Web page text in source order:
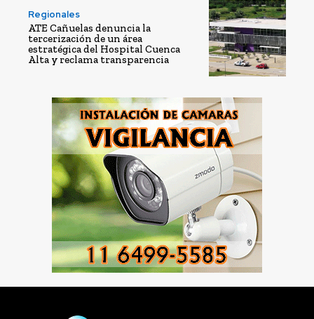
Regionales
ATE Cañuelas denuncia la
tercerización de un área
estratégica del Hospital Cuenca
Alta y reclama transparencia